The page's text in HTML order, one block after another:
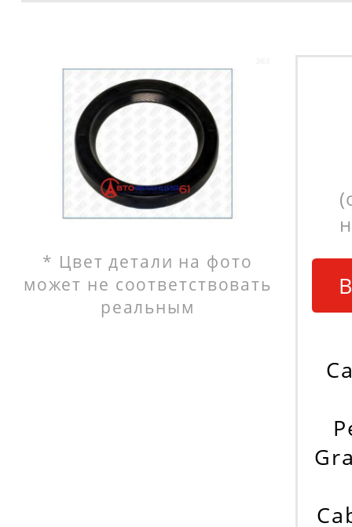
* Цвет детали на фото
может не соответствовать
реальным